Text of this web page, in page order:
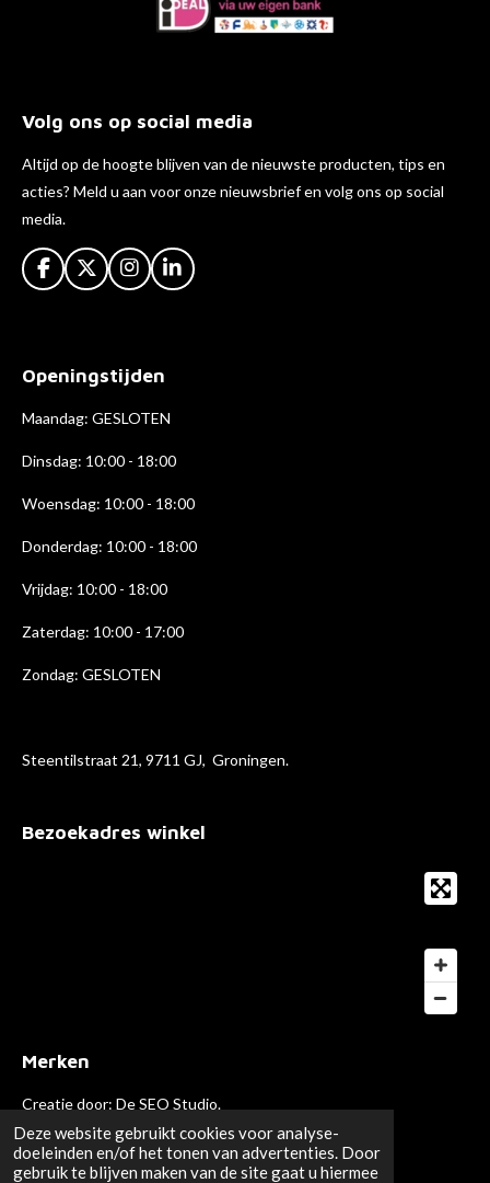
Deze website gebruikt cookies voor analyse-
doeleinden en/of het tonen van advertenties. Door
gebruik te blijven maken van de site gaat u hiermee
Volg ons op social media
Altijd op de hoogte blijven van de nieuwste producten, tips en
acties? Meld u aan voor onze nieuwsbrief en volg ons op social
media.
F
a
o
k
X
I
n
g
a
L
i
Openingstijden
Maandag: GESLOTEN
Dinsdag: 10:00 - 18:00
Woensdag: 10:00 - 18:00
Donderdag: 10:00 - 18:00
Vrijdag: 10:00 - 18:00
Zaterdag: 10:00 - 17:00
Zondag: GESLOTEN
Steentilstraat 21, 9711 GJ, Groningen.
Bezoekadres winkel
Merken
Creatie door: De SEO Studio.
© 2020 Paris Hair Cosmetics.